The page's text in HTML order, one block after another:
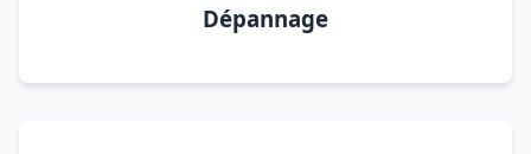
Dépannage